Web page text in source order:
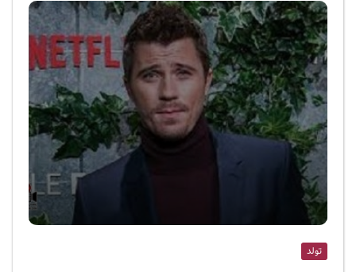
ی
س
ا
ی
ر
ا
ن
تولد